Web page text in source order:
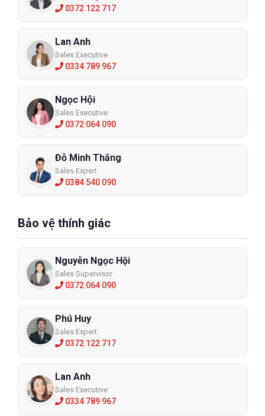
0372 122 717
Lan Anh
Sales Executive
0334 789 967
Ngọc Hội
Sales Executive
0372 064 090
Đỗ Minh Thắng
Sales Expert
0384 540 090
Bảo vệ thính giác
Nguyễn Ngọc Hội
Sales Supervisor
0372 064 090
Phú Huy
Sales Expert
0372 122 717
Lan Anh
Sales Executive
0334 789 967